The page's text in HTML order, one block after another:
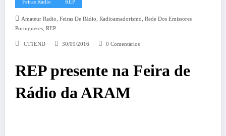
Feiras Rádio REP
Amateur Radio Feiras De Rádio Radioamadorismo
Rede Dos Emissores
Portugueses REP
CT1END 30/09/2016 0 Comentários
REP presente na Feira de
Rádio da ARAM